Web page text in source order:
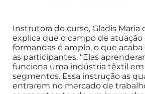
Instrutora do curso, Gladis Maria
explica que o campo de atuação
formandas é amplo, o que
as participantes. “Elas
funciona uma indústria têxtil em
segmentos. Essa instrução as
entrarem no mercado de